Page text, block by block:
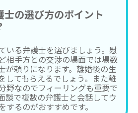
士の選び方のポイント
いる弁護士を選びましょう。慰
相手方との交渉の場面では場数
が頼りになります。離婚後の生
してもらえるでしょう。また離
野なのでフィーリングも重要で
談で複数の弁護士と会話してウ
するのがおすすめです。